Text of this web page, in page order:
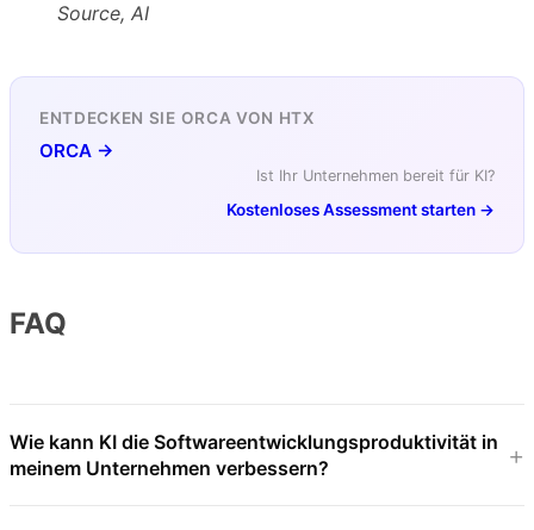
Source, AI
ENTDECKEN SIE ORCA VON HTX
ORCA →
Ist Ihr Unternehmen bereit für KI?
Kostenloses Assessment starten →
FAQ
Wie kann KI die Softwareentwicklungsproduktivität in
meinem Unternehmen verbessern?